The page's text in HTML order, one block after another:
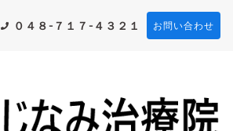
０４８-７１７-４３２１ お問い合わせ